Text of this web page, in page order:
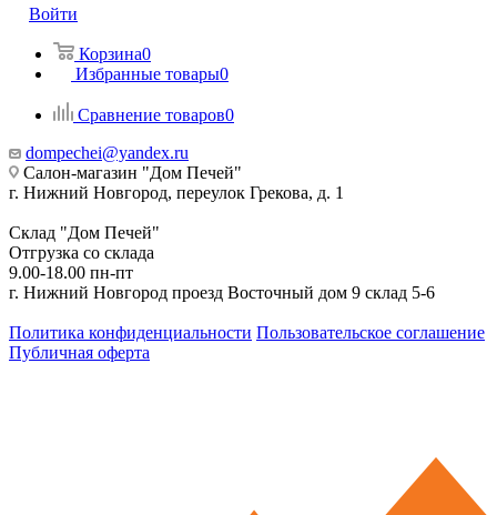
Войти
Корзина0
Избранные товары0
Сравнение товаров0
dompechei@yandex.ru
Салон-магазин "Дом Печей"
г. Нижний Новгород, переулок Грекова, д. 1
Склад "Дом Печей"
Отгрузка со склада
9.00-18.00 пн-пт
г. Нижний Новгород проезд Восточный дом 9 склад 5-6
Политика конфиденциальности Пользовательское соглашение
Публичная оферта